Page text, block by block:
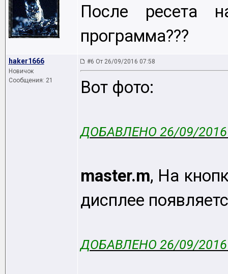
После ресета
программа???
haker1666
Новичок
Сообщения: 21
#6 От 26/09/2016 07:58
Вот фото:
ДОБАВЛЕНО 26/09/2016
master.m, На
дисплее
ДОБАВЛЕНО 26/09/2016